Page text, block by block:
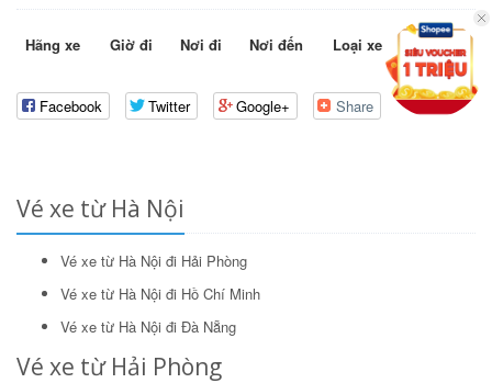
Hãng xe Giờ đi Nơi đi Nơi đến Loại xe Giá vé
Facebook Twitter Google+ Share
Vé xe từ Hà Nội
Vé xe từ Hà Nội đi Hải Phòng
Vé xe từ Hà Nội đi Hồ Chí Minh
Vé xe từ Hà Nội đi Đà Nẵng
Vé xe từ Hải Phòng